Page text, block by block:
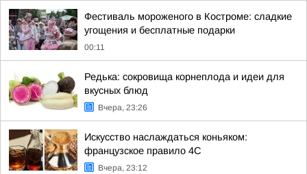
Фестиваль мороженого в Костроме: сладкие
угощения и бесплатные подарки
00:11
Редька: сокровища корнеплода и идеи для
вкусных блюд
Вчера, 23:26
Искусство наслаждаться коньяком:
французское правило 4С
Вчера, 23:12